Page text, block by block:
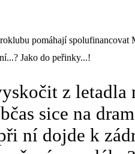
pomáhají
Jako do peřinky...!
z letadla
sice na
ní dojde k